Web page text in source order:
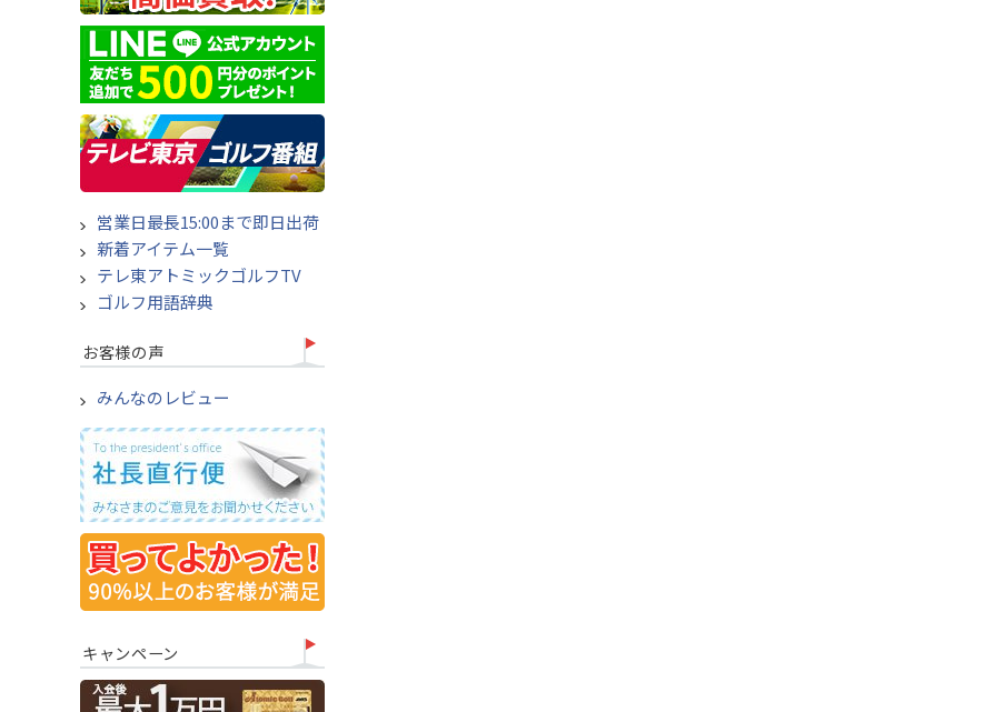
営業日最長15:00まで即日出荷
新着アイテム一覧
テレ東アトミックゴルフTV
ゴルフ用語辞典
お客様の声
みんなのレビュー
キャンペーン